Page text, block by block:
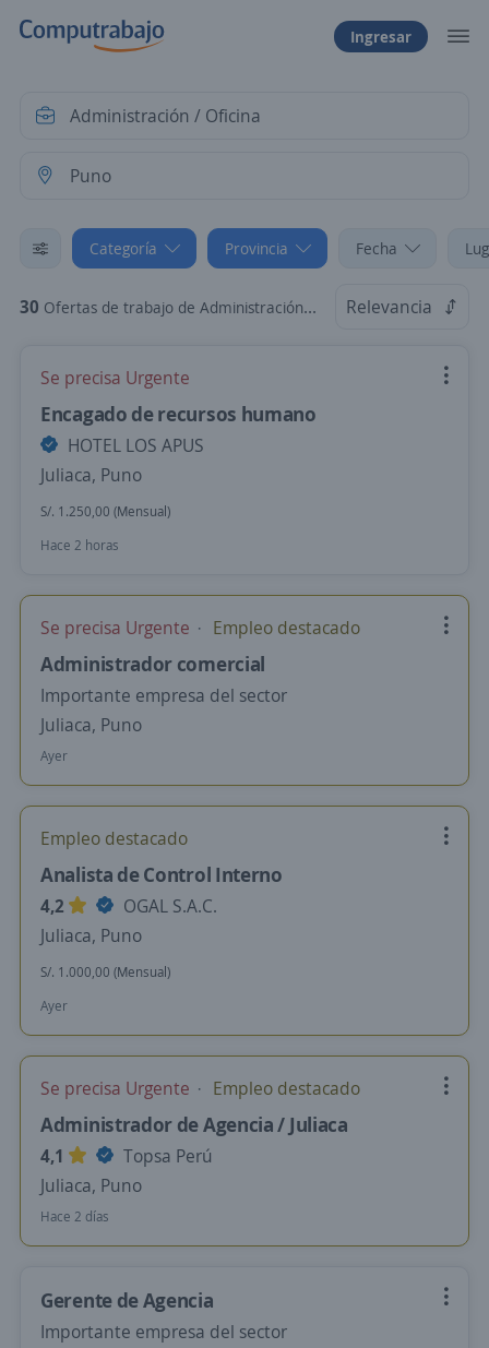
Ingresar
Categoría Provincia Fecha
30 Ofertas de trabajo de Administración / Oficina en Puno Relevancia
Se precisa Urgente
Encagado de recursos humano
HOTEL LOS APUS
Juliaca, Puno
S/. 1.250,00 (Mensual)
Hace 2 horas
Se precisa Urgente Empleo destacado
Administrador comercial
Importante empresa del sector
Juliaca, Puno
Ayer
Empleo destacado
Analista de Control Interno
4,2
OGAL S.A.C.
Juliaca, Puno
S/. 1.000,00 (Mensual)
Ayer
Se precisa Urgente Empleo destacado
Administrador de Agencia / Juliaca
4,1
Topsa Perú
Juliaca, Puno
Hace 2 días
Gerente de Agencia
Importante empresa del sector